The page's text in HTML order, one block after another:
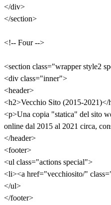
</div>
</section>
<!-- Four -->
<section class="wrapper style2
<div class="inner">
<header>
<h2>Vecchio Sito (2015-2021)</
<p>Una copia "statica" del sito
online dal 2015 al 2021 circa,
</header>
<footer>
<ul class="actions special">
<li><a href="vecchiosito/"
</ul>
</footer>